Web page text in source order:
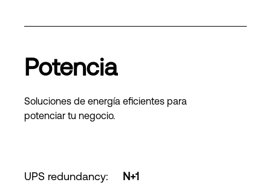
Potencia
Soluciones de energía eficientes para
potenciar tu negocio.
UPS redundancy: N+1